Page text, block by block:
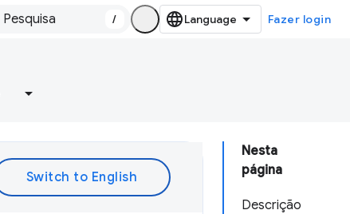
/ Fazer login
Nesta
página
Descrição